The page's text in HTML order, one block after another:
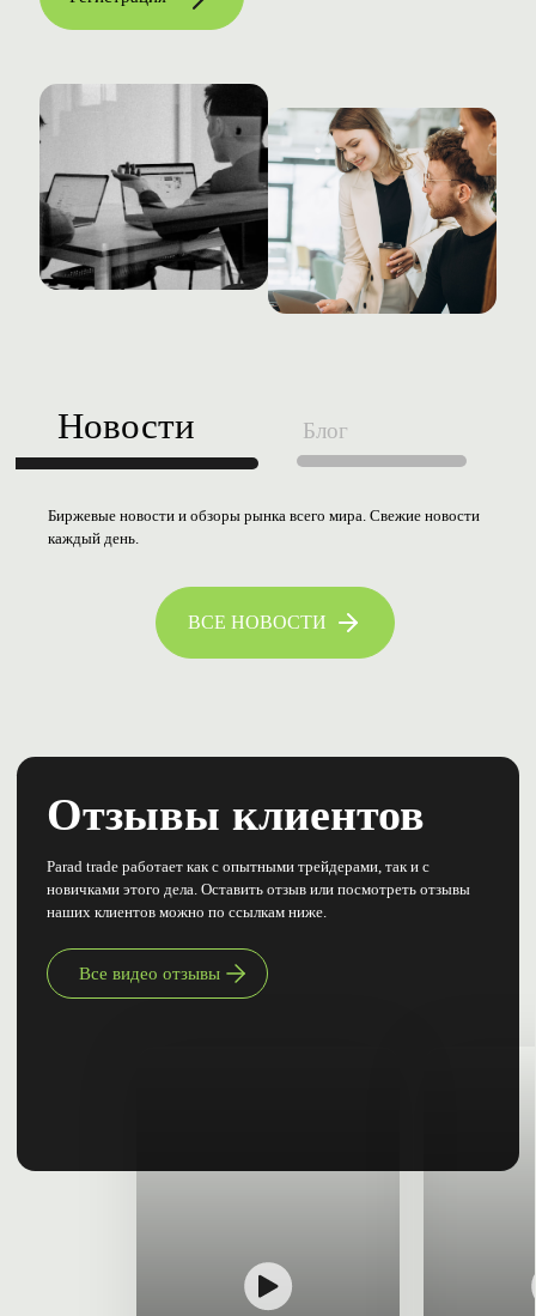
Новости Блог
Биржевые новости и обзоры рынка всего мира. Свежие новости
каждый день.
ВСЕ НОВОСТИ
Отзывы клиентов
Parad trade работает как с опытными трейдерами, так и с
новичками этого дела. Оставить отзыв или посмотреть отзывы
наших клиентов можно по ссылкам ниже.
Все видео отзывы